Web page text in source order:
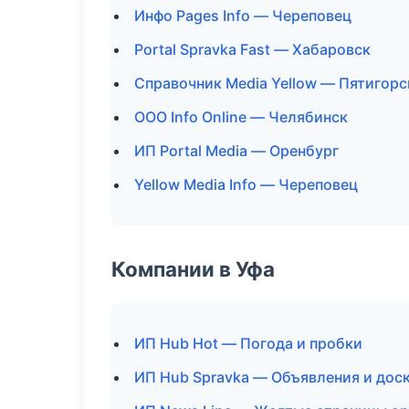
Инфо Pages Info — Череповец
Portal Spravka Fast — Хабаровск
Справочник Media Yellow —
ООО Info Online — Челябинск
ИП Portal Media — Оренбург
Yellow Media Info — Череповец
Компании в Уфа
ИП Hub Hot — Погода и пробки
ИП Hub Spravka — Объявления и